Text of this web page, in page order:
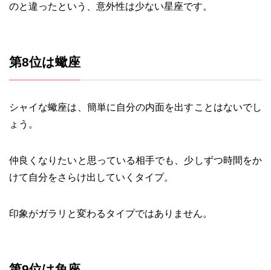
のと違ったという、意外性は少ない星座です。
第8位は蠍座
シャイな蠍座は、簡単に自分の内面を出すことはないでし
ょう。
仲良くなりたいと思っている相手でも、少しずつ時間をか
けて自分をさらけ出していくタイプ。
印象がガラリと変わるタイプではありません。